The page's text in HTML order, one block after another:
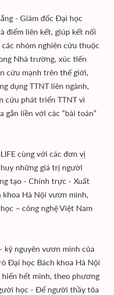
- Giám đốc Đại học
điểm liên kết, giúp kết nối
nhóm nghiên cứu thuộc
Nhà trường, xúc tiến
cứu mạnh trên thế giới,
dụng TTNT liên ngành,
cứu phát triển TTNT vì
gắn liền với các “bài toán”
cùng với các đơn vị
những giá trị người
tạo - Chính trực - Xuất
khoa Hà Nội vươn mình,
– công nghệ Việt Nam
nguyên vươn mình của
Đại học Bách khoa Hà Nội
hiến hết mình, theo phương
học - Để người thầy tỏa